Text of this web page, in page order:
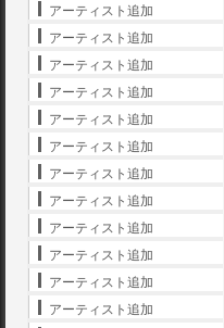
アーティスト追加
アーティスト追加
アーティスト追加
アーティスト追加
アーティスト追加
アーティスト追加
アーティスト追加
アーティスト追加
アーティスト追加
アーティスト追加
アーティスト追加
アーティスト追加